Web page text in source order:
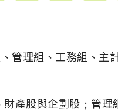
管理組、工務組、主
產股與企劃股；管理